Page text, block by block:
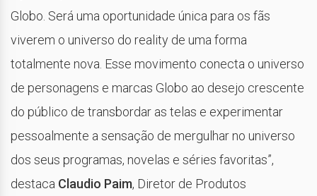
Globo. Será uma oportunidade única para os fãs
viverem o universo do reality de uma forma
totalmente nova. Esse movimento conecta o universo
de personagens e marcas Globo ao desejo crescente
do público de transbordar as telas e experimentar
pessoalmente a sensação de mergulhar no universo
dos seus programas, novelas e séries favoritas”,
destaca Claudio Paim, Diretor de Produtos